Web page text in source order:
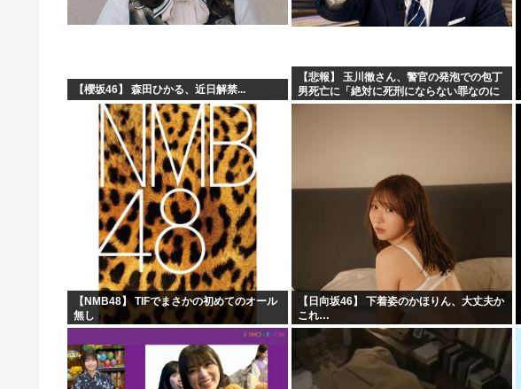
【櫻坂46】 森田ひかる、近日解禁...
【悲報】 玉川徹さん、警官の発泡での包丁
男死亡に「絶対に死刑にならない罪なのに
警察が死刑にした！」 → 元警官のマジレス
【NMB48】 TIFでまさかの初めてのオール
無し
【日向坂46】 下着姿のかほりん、大丈夫か
これ…